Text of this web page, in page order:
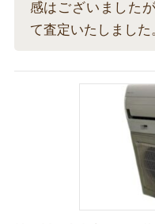
感はございました
て査定いたしました